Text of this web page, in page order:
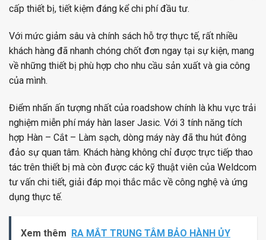
cấp thiết bị, tiết kiệm đáng kể chi phí đầu tư.
Với mức giảm sâu và chính sách hỗ trợ thực tế, rất nhiều
khách hàng đã nhanh chóng chốt đơn ngay tại sự kiện, mang
về những thiết bị phù hợp cho nhu cầu sản xuất và gia công
của mình.
Điểm nhấn ấn tượng nhất của roadshow chính là khu vực trải
nghiệm miễn phí máy hàn laser Jasic. Với 3 tính năng tích
hợp Hàn – Cắt – Làm sạch, dòng máy này đã thu hút đông
đảo sự quan tâm. Khách hàng không chỉ được trực tiếp thao
tác trên thiết bị mà còn được các kỹ thuật viên của Weldcom
tư vấn chi tiết, giải đáp mọi thắc mắc về công nghệ và ứng
dụng thực tế.
Xem thêm
RA MẮT TRUNG TÂM BẢO HÀNH ỦY